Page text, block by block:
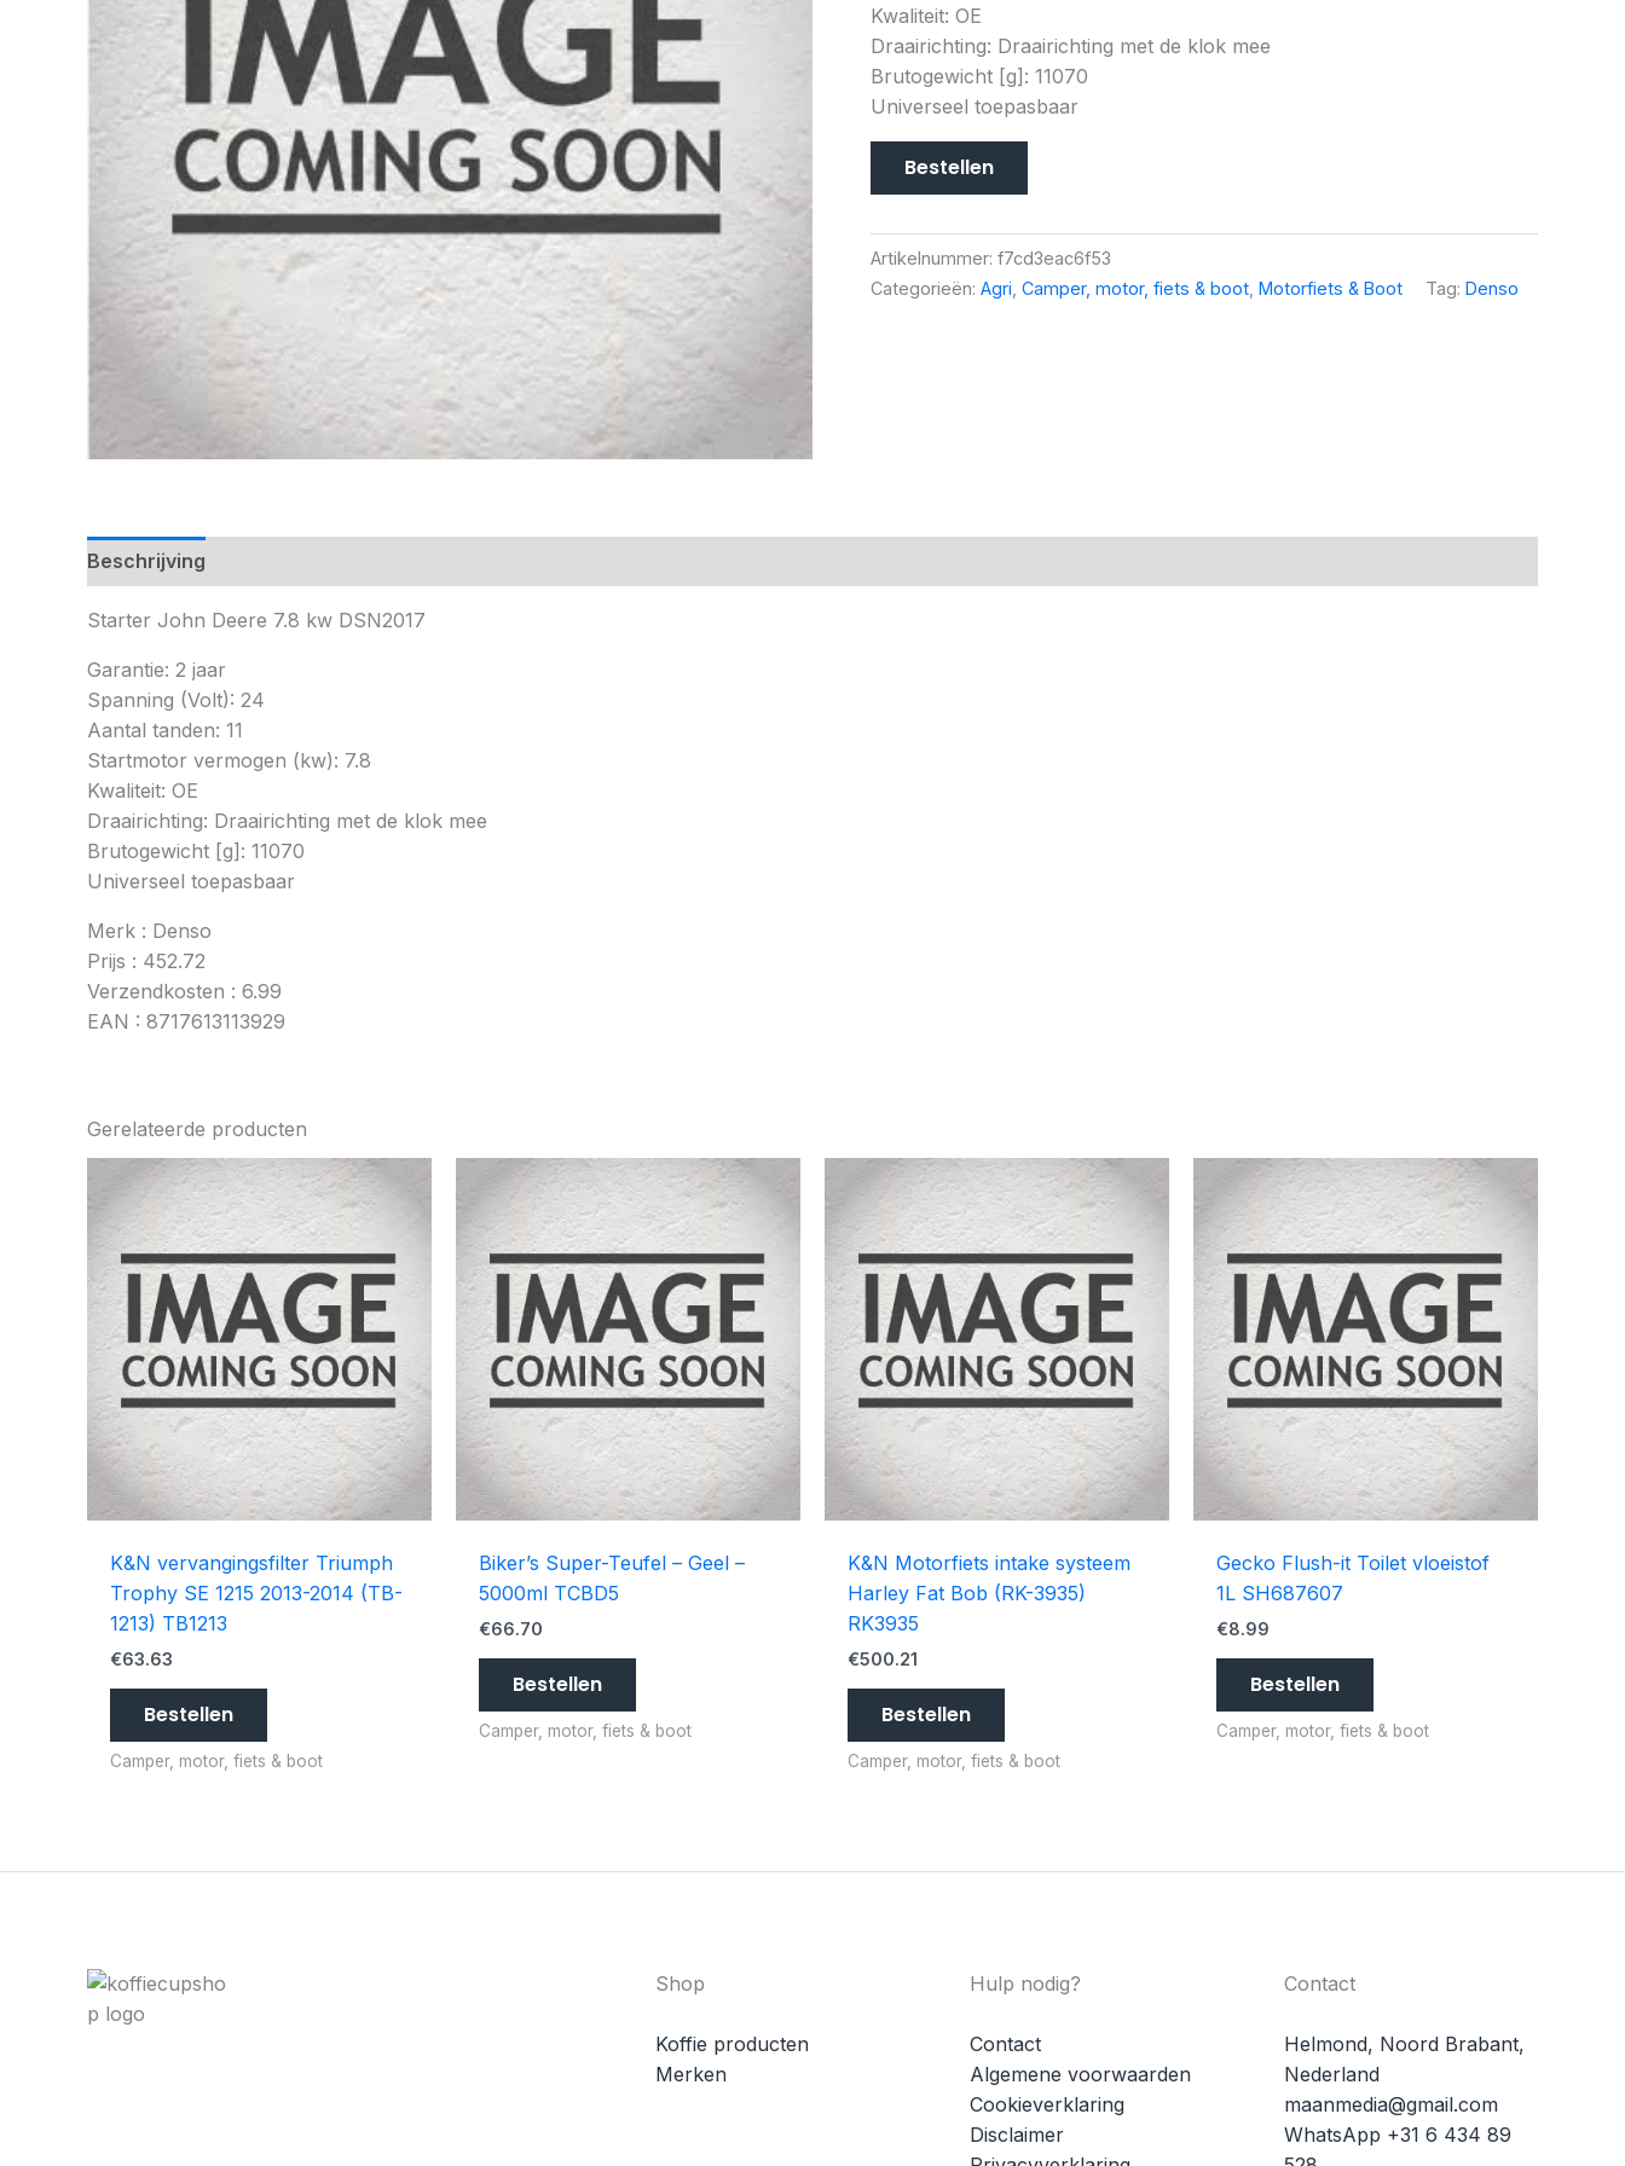
Kwaliteit: OE
Draairichting: Draairichting met de klok mee
Brutogewicht [g]: 11070
Universeel toepasbaar
Bestellen
Artikelnummer: f7cd3eac6f53
Categorieën: Agri Camper, motor, fiets & boot Motorfiets & Boot Tag: Denso
Beschrijving
Starter John Deere 7.8 kw DSN2017
Garantie: 2 jaar
Spanning (Volt): 24
Aantal tanden: 11
Startmotor vermogen (kw): 7.8
Kwaliteit: OE
Draairichting: Draairichting met de klok mee
Brutogewicht [g]: 11070
Universeel toepasbaar
Merk : Denso
Prijs : 452.72
Verzendkosten : 6.99
EAN : 8717613113929
Gerelateerde producten
K&N vervangingsfilter Triumph
Trophy SE 1215 2013-2014 (TB-
1213) TB1213
€63.63
Bestellen
Camper, motor, fiets & boot
Biker’s Super-Teufel – Geel –
5000ml TCBD5
€66.70
Bestellen
Camper, motor, fiets & boot
K&N Motorfiets intake systeem
Harley Fat Bob (RK-3935)
RK3935
€500.21
Bestellen
Camper, motor, fiets & boot
Gecko Flush-it Toilet vloeistof
1L SH687607
€8.99
Bestellen
Camper, motor, fiets & boot
Shop
Koffie producten
Merken
Hulp nodig?
Contact
Algemene voorwaarden
Cookieverklaring
Disclaimer
Contact
Helmond, Noord Brabant,
Nederland
maanmedia@gmail.com
WhatsApp +31 6 434 89